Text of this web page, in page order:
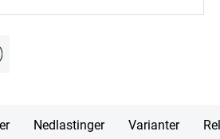
Nedlastinger Varianter